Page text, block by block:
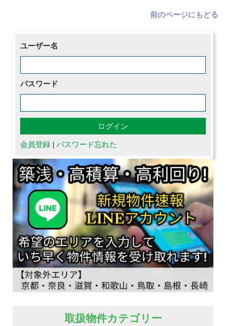
前のページにもどる
ユーザー名
パスワード
会員登録 | パスワード忘れた
取扱物件カテゴリー